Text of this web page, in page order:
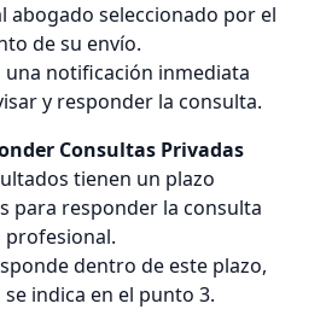
abogado seleccionado por el
de su envío.
una notificación inmediata
y responder la consulta.
Consultas Privadas
tienen un plazo
para responder la consulta
profesional.
dentro de este plazo,
indica en el punto 3.